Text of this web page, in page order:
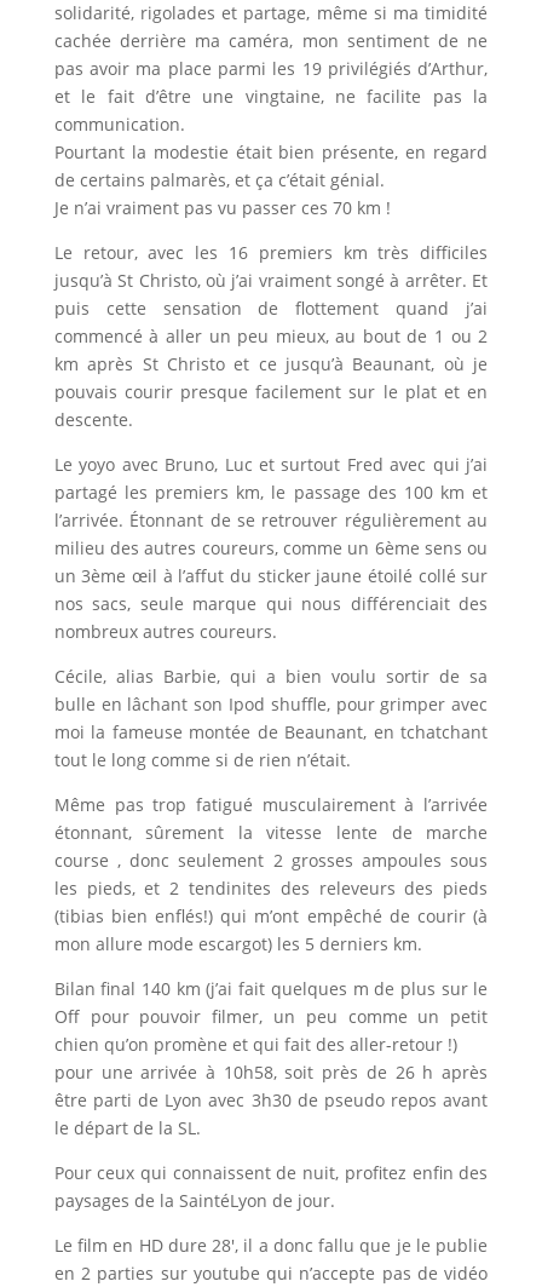
solidarité, rigolades et partage, même si ma timidité
cachée derrière ma caméra, mon sentiment de ne
pas avoir ma place parmi les 19 privilégiés d’Arthur,
et le fait d’être une vingtaine, ne facilite pas la
communication.
Pourtant la modestie était bien présente, en regard
de certains palmarès, et ça c’était génial.
Je n’ai vraiment pas vu passer ces 70 km !
Le retour, avec les 16 premiers km très difficiles
jusqu’à St Christo, où j’ai vraiment songé à arrêter. Et
puis cette sensation de flottement quand j’ai
commencé à aller un peu mieux, au bout de 1 ou 2
km après St Christo et ce jusqu’à Beaunant, où je
pouvais courir presque facilement sur le plat et en
descente.
Le yoyo avec Bruno, Luc et surtout Fred avec qui j’ai
partagé les premiers km, le passage des 100 km et
l’arrivée. Étonnant de se retrouver régulièrement au
milieu des autres coureurs, comme un 6ème sens ou
un 3ème œil à l’affut du sticker jaune étoilé collé sur
nos sacs, seule marque qui nous différenciait des
nombreux autres coureurs.
Cécile, alias Barbie, qui a bien voulu sortir de sa
bulle en lâchant son Ipod shuffle, pour grimper avec
moi la fameuse montée de Beaunant, en tchatchant
tout le long comme si de rien n’était.
Même pas trop fatigué musculairement à l’arrivée
étonnant, sûrement la vitesse lente de marche
course , donc seulement 2 grosses ampoules sous
les pieds, et 2 tendinites des releveurs des pieds
(tibias bien enflés!) qui m’ont empêché de courir (à
mon allure mode escargot) les 5 derniers km.
Bilan final 140 km (j’ai fait quelques m de plus sur le
Off pour pouvoir filmer, un peu comme un petit
chien qu’on promène et qui fait des aller-retour !)
pour une arrivée à 10h58, soit près de 26 h après
être parti de Lyon avec 3h30 de pseudo repos avant
le départ de la SL.
Pour ceux qui connaissent de nuit, profitez enfin des
paysages de la SaintéLyon de jour.
Le film en HD dure 28′, il a donc fallu que je le publie
en 2 parties sur youtube qui n’accepte pas de vidéo